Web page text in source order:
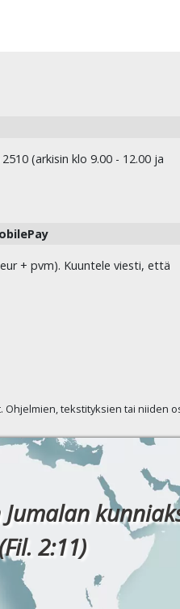
(arkisin klo 9.00 - 12.00 ja
+ pvm). Kuuntele viesti, että
tekstityksien tai niiden
2:11)